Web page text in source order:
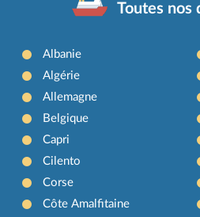
Toutes nos
Albanie
Algérie
Allemagne
Belgique
Capri
Cilento
Corse
Côte Amalfitaine